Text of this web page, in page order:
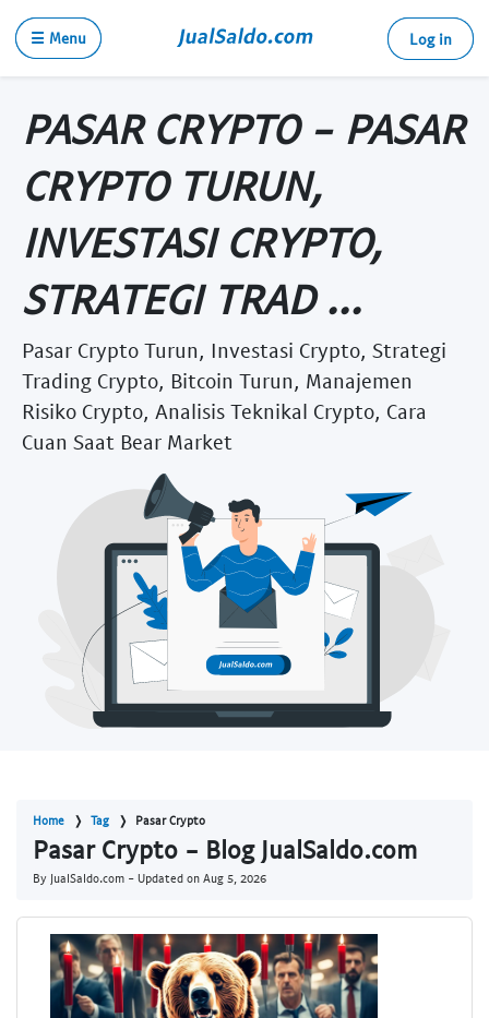
☰ Menu Log in
PASAR CRYPTO - PASAR
CRYPTO TURUN,
INVESTASI CRYPTO,
STRATEGI TRAD ...
Pasar Crypto Turun, Investasi Crypto, Strategi
Trading Crypto, Bitcoin Turun, Manajemen
Risiko Crypto, Analisis Teknikal Crypto, Cara
Cuan Saat Bear Market
Home Tag Pasar Crypto
Pasar Crypto - Blog JualSaldo.com
By JualSaldo.com - Updated on Aug 5, 2026